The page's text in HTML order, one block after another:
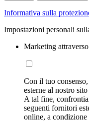
Informativa sulla
Impostazioni personali
Marketing
Con il tuo
esterne al nostro
A tal fine,
seguenti fornitori
online, a